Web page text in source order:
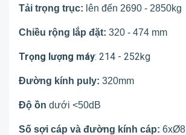
Tải trọng trục: lên đến 2690 - 2850kg
Chiều rộng lắp đặt: 320 - 474 mm
Trọng lượng máy: 214 - 252kg
Đường kính puly: 320mm
Độ ồn dưới <50dB
Số sợi cáp và đường kính cáp: 6xØ8